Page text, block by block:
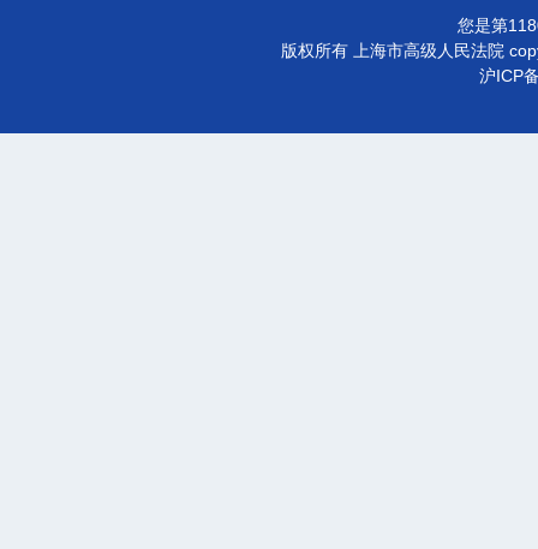
您是第
版权所有 上海市高级人民法院
沪ICP